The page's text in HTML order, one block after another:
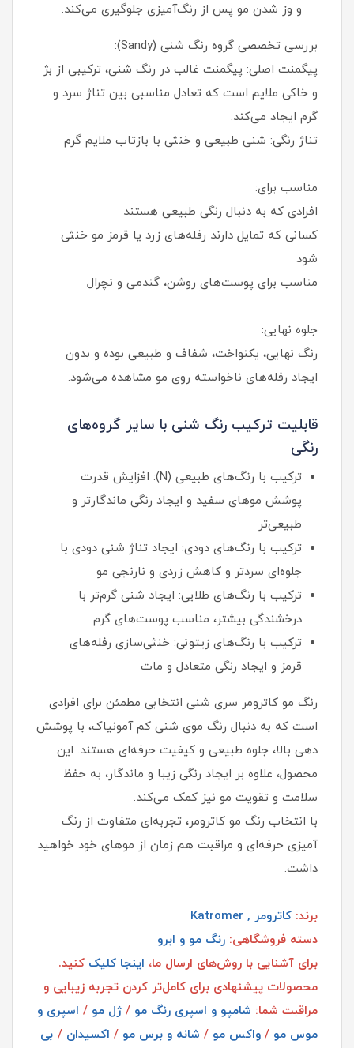
و وز شدن مو پس از رنگ‌آمیزی جلوگیری می‌کند.
بررسی تخصصی گروه رنگ شنی (Sandy):
پیگمنت اصلی: پیگمنت غالب در رنگ شنی، ترکیبی از بژ
و خاکی ملایم است که تعادل مناسبی بین تناژ سرد و
گرم ایجاد می‌کند.
تناژ رنگی: شنی طبیعی و خنثی با بازتاب ملایم گرم
مناسب برای:
افرادی که به دنبال رنگی طبیعی هستند
کسانی که تمایل دارند رفله‌های زرد یا قرمز مو خنثی
شود
مناسب برای پوست‌های روشن، گندمی و نچرال
جلوه نهایی:
رنگ نهایی، یکنواخت، شفاف و طبیعی بوده و بدون
ایجاد رفله‌های ناخواسته روی مو مشاهده می‌شود.
قابلیت ترکیب رنگ شنی با سایر گروه‌های
رنگی
ترکیب با رنگ‌های طبیعی (N): افزایش قدرت
پوشش موهای سفید و ایجاد رنگی ماندگارتر و
طبیعی‌تر
ترکیب با رنگ‌های دودی: ایجاد تناژ شنی دودی با
جلوه‌ای سردتر و کاهش زردی و نارنجی مو
ترکیب با رنگ‌های طلایی: ایجاد شنی گرم‌تر با
درخشندگی بیشتر، مناسب پوست‌های گرم
ترکیب با رنگ‌های زیتونی: خنثی‌سازی رفله‌های
قرمز و ایجاد رنگی متعادل و مات
رنگ مو کاترومر سری شنی انتخابی مطمئن برای افرادی
است که به دنبال رنگ موی شنی کم آمونیاک، با پوشش
دهی بالا، جلوه طبیعی و کیفیت حرفه‌ای هستند. این
محصول، علاوه بر ایجاد رنگی زیبا و ماندگار، به حفظ
سلامت و تقویت مو نیز کمک می‌کند.
با انتخاب رنگ مو کاترومر، تجربه‌ای متفاوت از رنگ
آمیزی حرفه‌ای و مراقبت هم زمان از موهای خود خواهید
داشت.
برند: کاترومر , Katromer
دسته فروشگاهی: رنگ مو و ابرو
برای آشنایی با روش‌های ارسال ما، اینجا کلیک کنید.
محصولات پیشنهادی برای کامل‌تر کردن تجربه زیبایی و
مراقبت شما: شامپو و اسپری رنگ مو / ژل مو / اسپری و
موس مو / واکس مو / شانه و برس مو / اکسیدان / بی